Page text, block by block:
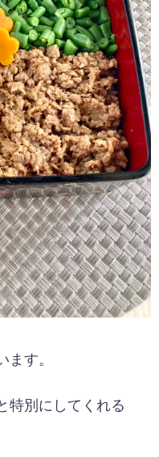
す。
特別にしてくれる